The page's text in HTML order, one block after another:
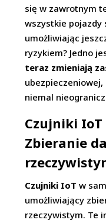
się w zawrotnym
wszystkie pojazdy
umożliwiając
ryzykiem? Jedno
teraz zmieniają
ubezpieczeniowej,
niemal
Czujniki
Zbieranie
Czujniki IoT w
umożliwiający
rzeczywistym. Te